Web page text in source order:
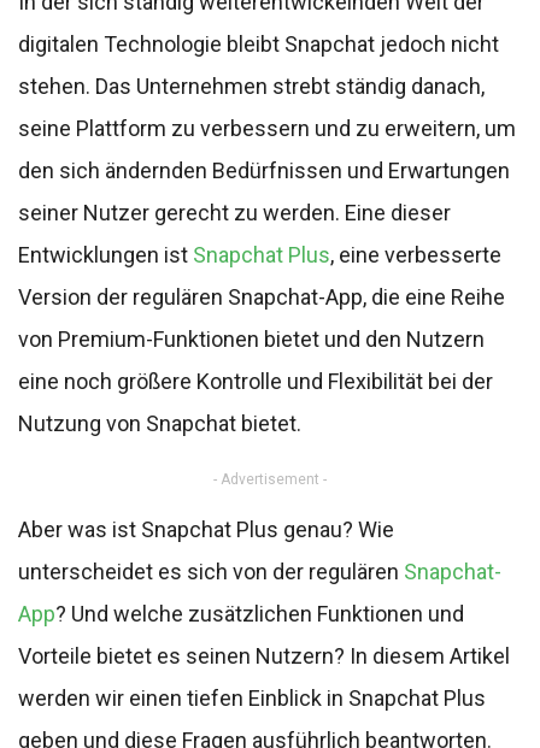
digitalen Technologie bleibt Snapchat jedoch nicht
stehen. Das Unternehmen strebt ständig danach,
seine Plattform zu verbessern und zu erweitern, um
den sich ändernden Bedürfnissen und Erwartungen
seiner Nutzer gerecht zu werden. Eine dieser
Entwicklungen ist Snapchat Plus, eine verbesserte
Version der regulären Snapchat-App, die eine Reihe
von Premium-Funktionen bietet und den Nutzern
eine noch größere Kontrolle und Flexibilität bei der
Nutzung von Snapchat bietet.
- Advertisement -
Aber was ist Snapchat Plus genau? Wie
unterscheidet es sich von der regulären Snapchat-
App? Und welche zusätzlichen Funktionen und
Vorteile bietet es seinen Nutzern? In diesem Artikel
werden wir einen tiefen Einblick in Snapchat Plus
geben und diese Fragen ausführlich beantworten.